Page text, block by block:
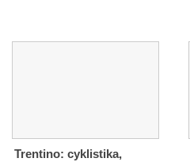
Trentino: cyklistika,